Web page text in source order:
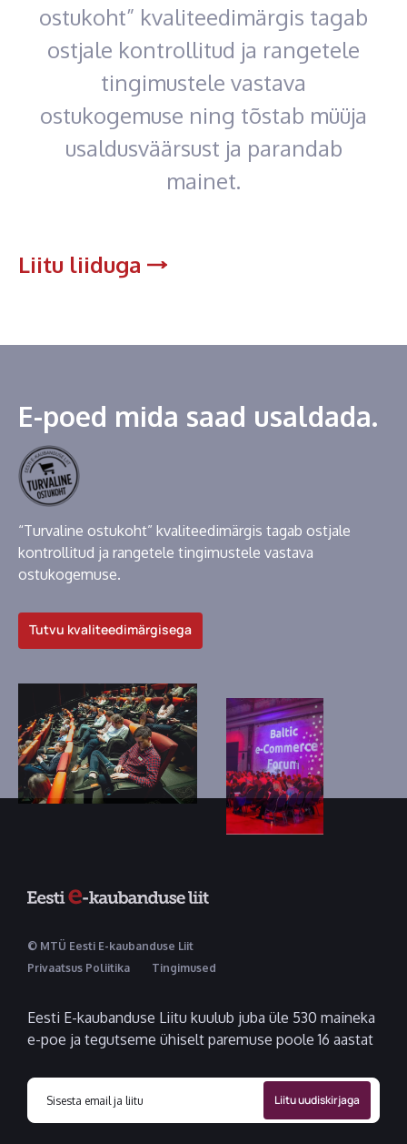
ostukoht” kvaliteedimärgis tagab
ostjale kontrollitud ja rangetele
tingimustele vastava
ostukogemuse ning tõstab müüja
usaldusväärsust ja parandab
mainet.
Liitu liiduga
E-poed mida saad usaldada.
“Turvaline ostukoht” kvaliteedimärgis tagab ostjale
kontrollitud ja rangetele tingimustele vastava
ostukogemuse.
Tutvu kvaliteedimärgisega
© MTÜ Eesti E-kaubanduse Liit
Privaatsus Poliitika
Tingimused
Eesti E-kaubanduse Liitu kuulub juba üle 530 maineka
e-poe ja tegutseme ühiselt paremuse poole 16 aastat